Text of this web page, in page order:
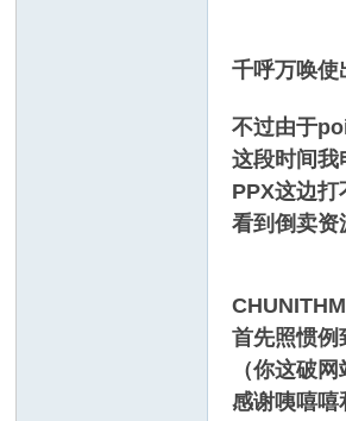
千呼万唤
不过由于
这段时间我
PPX这边
看到倒卖资
首先照惯
（你这破
感谢咦嘻